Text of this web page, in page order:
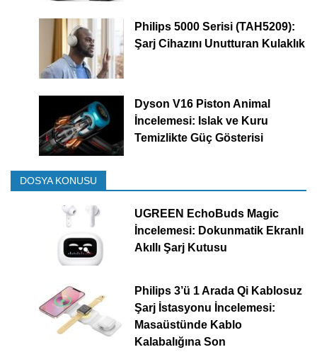
Philips 5000 Serisi (TAH5209):
Şarj Cihazını Unutturan Kulaklık
Dyson V16 Piston Animal
İncelemesi: Islak ve Kuru
Temizlikte Güç Gösterisi
DOSYA KONUSU
UGREEN EchoBuds Magic
İncelemesi: Dokunmatik Ekranlı
Akıllı Şarj Kutusu
Philips 3’ü 1 Arada Qi Kablosuz
Şarj İstasyonu İncelemesi:
Masaüstünde Kablo
Kalabalığına Son